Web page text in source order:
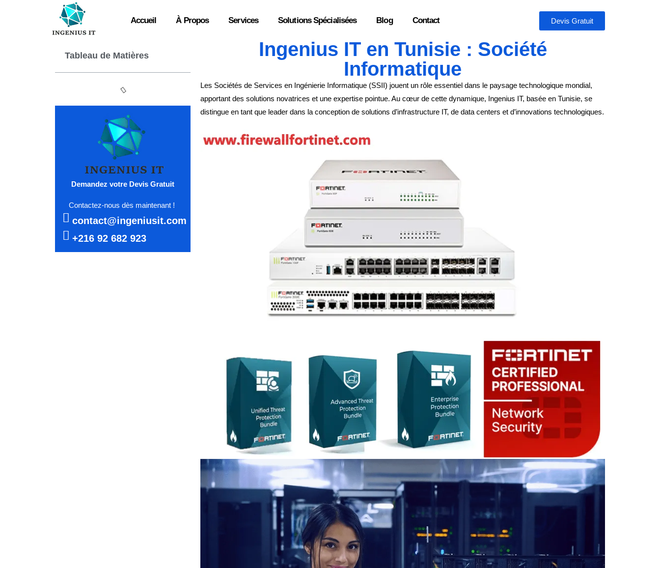
Accueil À Propos Services Solutions Spécialisées Blog Contact Devis Gratuit
Tableau de Matières
Demandez votre Devis Gratuit
Contactez-nous dès maintenant !
contact@ingeniusit.com
+216 92 682 923
Ingenius IT en Tunisie : Société
Informatique
Les Sociétés de Services en Ingénierie Informatique (SSII) jouent un rôle essentiel dans le paysage technologique mondial,
apportant des solutions novatrices et une expertise pointue. Au cœur de cette dynamique, Ingenius IT, basée en Tunisie, se
distingue en tant que leader dans la conception de solutions d’infrastructure IT, de data centers et d’innovations technologiques.